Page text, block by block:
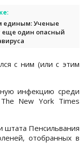
единым: Ученые
еще один опасный
с ним (или с этим
инфекцию среди
New York Times
штата Пенсильвания
отобранных в